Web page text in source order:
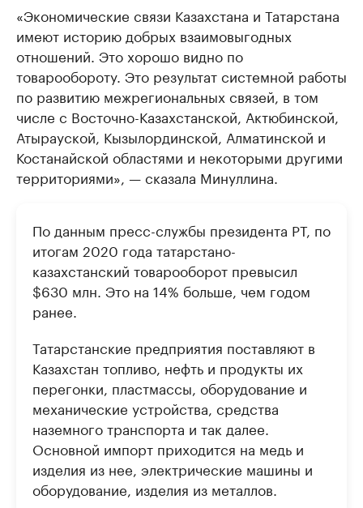
«Экономические связи Казахстана и Татарстана
имеют историю добрых взаимовыгодных
отношений. Это хорошо видно по
товарообороту. Это результат системной работы
по развитию межрегиональных связей, в том
числе с Восточно-Казахстанской, Актюбинской,
Атырауской, Кызылординской, Алматинской и
Костанайской областями и некоторыми другими
территориями», — сказала Минуллина.
По данным пресс-службы президента РТ, по
итогам 2020 года татарстано-
казахстанский товарооборот превысил
$630 млн. Это на 14% больше, чем годом
ранее.
Татарстанские предприятия поставляют в
Казахстан топливо, нефть и продукты их
перегонки, пластмассы, оборудование и
механические устройства, средства
наземного транспорта и так далее.
Основной импорт приходится на медь и
изделия из нее, электрические машины и
оборудование, изделия из металлов.